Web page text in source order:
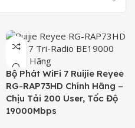
Bộ Phát WiFi 7 Ruijie Reyee
RG-RAP73HD Chính Hãng –
Chịu Tải 200 User, Tốc Độ
19000Mbps